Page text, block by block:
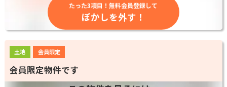
たった3項目！無料会員登録して
ぼかしを外す！
土地 会員限定
会員限定物件です